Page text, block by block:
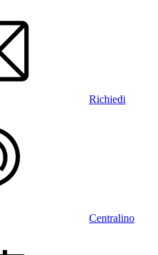
Richiedi
Centralino